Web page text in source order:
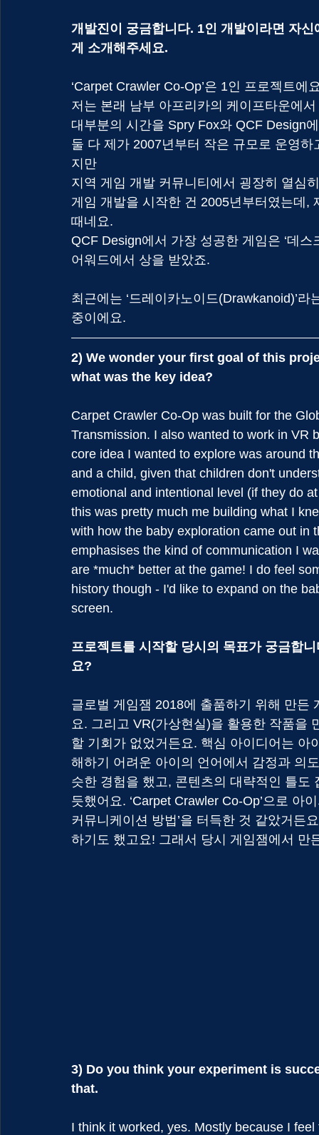
개발진이 궁금합니다. 1인 개발이라면 자
게 소개해주세요.
‘Carpet Crawler Co-Op’은 1인 프로젝트
저는 본래 남부 아프리카의 케이프타운에
대부분의 시간을 Spry Fox와 QCF Design
둘 다 제가 2007년부터 작은 규모로 운영
지만
지역 게임 개발 커뮤니티에서 굉장히 열심
게임 개발을 시작한 건 2005년부터였는데
때네요.
QCF Design에서 가장 성공한 게임은 ‘데
어워드에서 상을 받았죠.
최근에는 ‘드레이카노이드(Drawkanoid)’
중이에요.
2) We wonder your first goal of this
what was the key idea?
Carpet Crawler Co-Op was built for the
Transmission. I also wanted to work in VR
core idea I wanted to explore was around
and a child, given that children don't
emotional and intentional level (if they do
this was pretty much me building what I
with how the baby exploration came out
emphasises the kind of communication I
are *much* better at the game! I do feel
history though - I'd like to expand on the
screen.
프로젝트를 시작할 당시의 목표가 궁금합
요?
글로벌 게임잼 2018에 출품하기 위해 만든
요. 그리고 VR(가상현실)을 활용한 작품을
할 기회가 없었거든요. 핵심 아이디어는 아
해하기 어려운 아이의 언어에서 감정과 의
슷한 경험을 했고, 콘텐츠의 대략적인 틀도
듯했어요. ‘Carpet Crawler Co-Op’으로 아
커뮤니케이션 방법’을 터득한 것 같았거든
하기도 했고요! 그래서 당시 게임잼에서
3) Do you think your experiment is
that.
I think it worked, yes. Mostly because I